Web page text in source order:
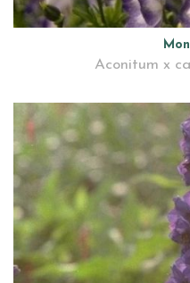
Aconitum x